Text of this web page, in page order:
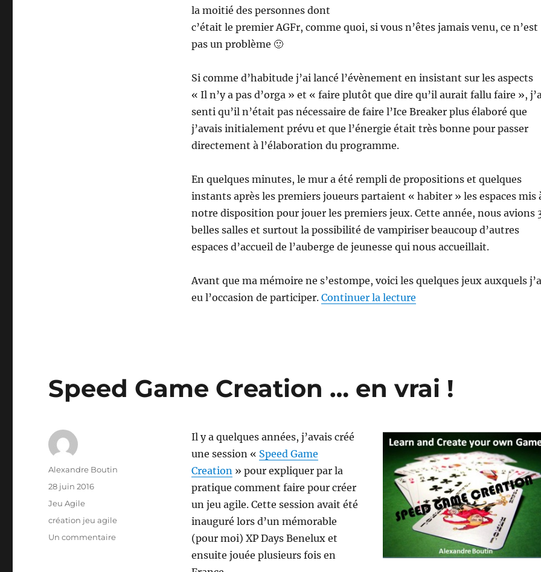
la moitié des personnes dont
c’était le premier AGFr, comme quoi, si vous n’êtes jamais venu, ce n’est
pas un problème 🙂
Si comme d’habitude j’ai lancé l’évènement en insistant sur les aspects
« Il n’y a pas d’orga » et « faire plutôt que dire qu’il aurait fallu faire »,
senti qu’il n’était pas nécessaire de faire l’Ice Breaker plus élaboré que
j’avais initialement prévu et que l’énergie était très bonne pour passer
directement à l’élaboration du programme.
En quelques minutes, le mur a été rempli de propositions et quelques
instants après les premiers joueurs partaient « habiter » les espaces mis
notre disposition pour jouer les premiers jeux. Cette année, nous avions
belles salles et surtout la possibilité de vampiriser beaucoup d’autres
espaces d’accueil de l’auberge de jeunesse qui nous accueillait.
Avant que ma mémoire ne s’estompe, voici les quelques jeux auxquels
eu l’occasion de participer. Continuer la lecturede « Agile Games France
Speed Game Creation … en vrai !
Il y a quelques années, j’avais créé
une session « Speed Game
Creation » pour expliquer par la
pratique comment faire pour créer
un jeu agile. Cette session avait été
inauguré lors d’un mémorable
(pour moi) XP Days Benelux et
ensuite jouée plusieurs fois en
Auteur
Alexandre Boutin
Publié
28 juin 2016
Catégories
Jeu Agile
Étiquettes
création jeu agile
Un commentairesur